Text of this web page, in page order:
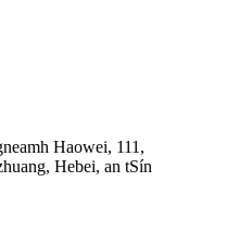
Haowei, 111,
Hebei, an tSín